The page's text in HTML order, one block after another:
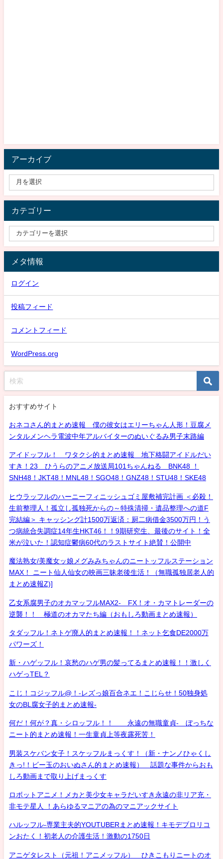
アーカイブ
カテゴリー
メタ情報
ログイン
投稿フィード
コメントフィード
WordPress.org
おすすめサイト
おネコさん的まとめ速報 僕の彼女はエリーちゃん人形！豆腐メ
ンタルメンヘラ電波中年アルバイターのぬいぐるみ男子末路編
アイドッフル！ ワタクシ的まとめ速報 地下格闘アイドルだい
すき！23 ひうらのアニメ放送局101ちゃんねる BNK48 ！
SNH48！JKT48！MNL48！SGO48！GNZ48！STU48！SKE48
ヒウラッフルのハーニーフィニッシュゴミ屋敷補完計画 ＜必殺！
生前整理人！孤立し孤独死からの～特殊清掃・遺品整理への道F
完結編＞ キャッシング計1500万返済：厨二病借金3500万円！う
つ病統合失調症14年生HKT46！！9期研究生、最後のサイト！全
米が泣いた！認知症鬱病60代のラストサイト絶賛！公開中
魔法熟女/美魔女ッ娘メグみみちゃんのニートッフルステーション
MAX！ ニート仙人仙女の映画三昧老後生活！（無職孤独居老人的
まとめ速報Z)]
乙女系腐男子のオカマッフルMAX2- FX！オ・カマトレーダーの
逆襲！！ 極道のオカマたち編（おもしろ動画まとめ速報）
タダッフル！ネトゲ廃人的まとめ速報！！ネット乞食DE2000万
パワーズ！
新・ハゲッフル！哀愁のハゲ男の髪ってるまとめ速報！！激しく
ハゲっTEL？
こじ！コジッフル@！-レズっ娘百合ネエ！こじらせ！50独身処
女のBL腐女子的まとめ速報-
何だ！何が？真・シロッフル！！ 永遠の無職童貞- ぼっちな
ニート的まとめ速報！一生童貞上等夜露死苦！
男装スケバン女子！スケッフルまっくす！（新・ナンノひゃくし
きっ!！ビー玉のおいぬさん的まとめ速報） 話題な事件からおも
しろ動画まで取り上げまっくす
ロボットアニメ！メカと美少女キャラだいすき永遠の非リア充・
非モテ星人 ！あらゆるマニアの為のマニアックサイト
ハルッフル-専業主夫的YOUTUBERまとめ速報！キモデブロリコ
ンおたく！初老人の介護生活！激動の1750日
アニゲタレスト（元祖！アニメッフル） ひきこもりニートのオ